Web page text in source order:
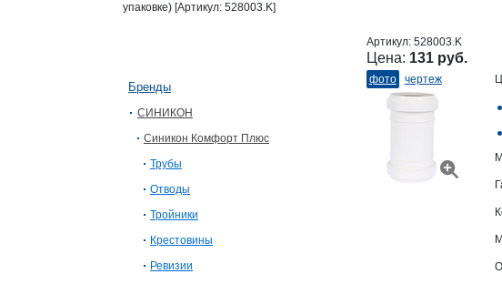
упаковке) [Артикул: 528003.K]
Бренды
СИНИКОН
Синикон Комфорт Плюс
Трубы
Отводы
Тройники
Крестовины
Ревизии
Артикул: 528003.K
Цена: 131 руб.
фото чертеж